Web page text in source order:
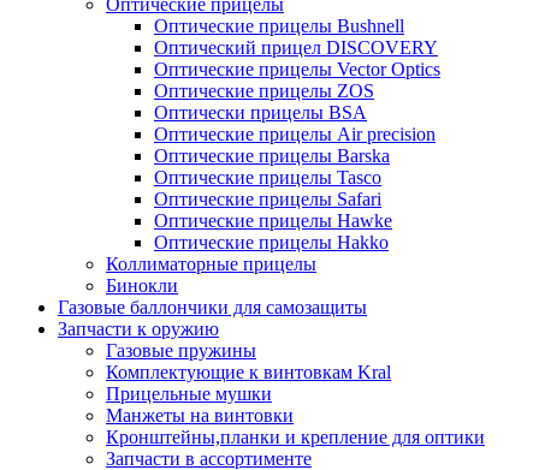
Оптические прицелы Bushnell
Оптический прицел DISCOVERY
Оптические прицелы Vector Optics
Оптические прицелы ZOS
Оптически прицелы BSA
Оптические прицелы Air precision
Оптические прицелы Barska
Оптические прицелы Tasco
Оптические прицелы Safari
Оптические прицелы Hawke
Оптические прицелы Hakko
Коллиматорные прицелы
Бинокли
Газовые баллончики для самозащиты
Запчасти к оружию
Газовые пружины
Комплектующие к винтовкам Kral
Прицельные мушки
Манжеты на винтовки
Кронштейны,планки и крепление для оптики
Запчасти в ассортименте